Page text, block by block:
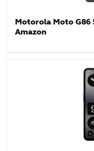
Motorola Moto G86
Amazon